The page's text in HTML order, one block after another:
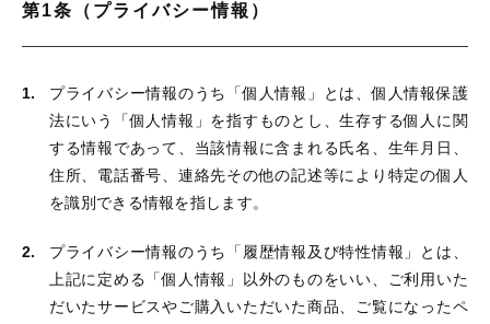
第1条（プライバシー情報）
プライバシー情報のうち「個人情報」とは、個人情報保護
法にいう「個人情報」を指すものとし、生存する個人に関
する情報であって、当該情報に含まれる氏名、生年月日、
住所、電話番号、連絡先その他の記述等により特定の個人
を識別できる情報を指します。
プライバシー情報のうち「履歴情報及び特性情報」とは、
上記に定める「個人情報」以外のものをいい、ご利用いた
だいたサービスやご購入いただいた商品、ご覧になったペ
セール
お知らせ
ブログ
並び順